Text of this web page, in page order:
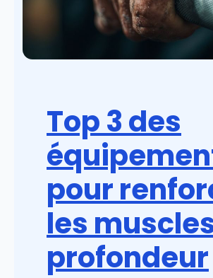
Top 3 des
pour
les
profondeur